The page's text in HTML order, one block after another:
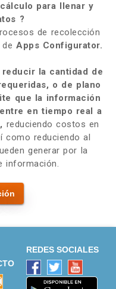
para llenar y
?
de recolección
Apps Configurator.
reducir la cantidad de
o de plano
que la información
en tiempo real a
reduciendo costos en
como reduciendo al
generar por la
información.
REDES SOCIALES